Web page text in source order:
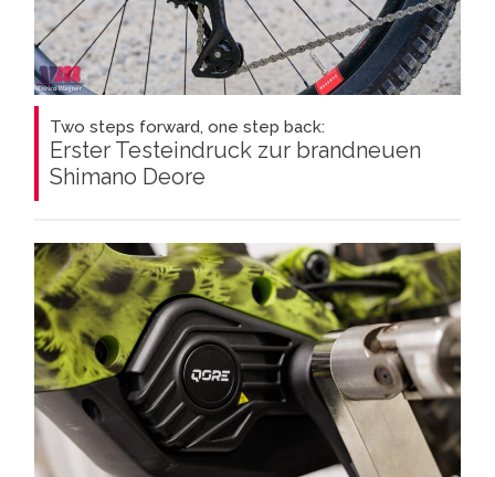
Two steps forward, one step back:
Erster Testeindruck zur brandneuen
Shimano Deore